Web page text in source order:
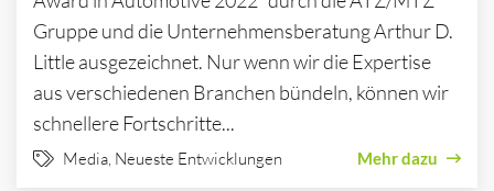
Gruppe und die Unternehmensberatung Arthur D.
Little ausgezeichnet. Nur wenn wir die Expertise
aus verschiedenen Branchen bündeln, können wir
schnellere Fortschritte...
Media, Neueste Entwicklungen Mehr dazu